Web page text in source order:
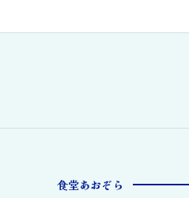
食堂あおぞら